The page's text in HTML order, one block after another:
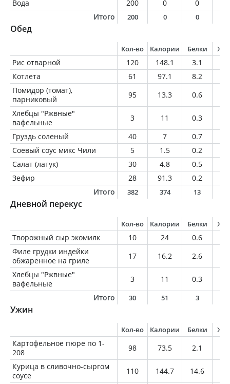
Вода 200 0 0
Итого
200 0 0
Обед
Кол-во Калории Белки
Рис отварной 120 148.1 3.1
Котлета
61 97.1 8.2
Помидор (томат),
парниковый
95 13.3 0.6
Хлебцы "Ржвные"
вафельные
3 11 0.3
Груздь соленый
40 7 0.7
Соевый соус микс Чили
5 1.5 0.2
Салат (латук)
30 4.8 0.5
Зефир
28 91.3 0.2
Итого
382 374 13
Дневной перекус
Кол-во Калории Белки
Творожный сыр экомилк 10 24 0.6
Филе грудки индейки
обжаренное на гриле
17 16.2 2.6
Хлебцы "Ржвные"
вафельные
3 11 0.3
Итого
30 51 3
Ужин
Кол-во Калории Белки
Картофельное пюре по 1-
208
98 73.5 2.1
Курица в сливочно-сыргом
соусе
110 144.7 14.6